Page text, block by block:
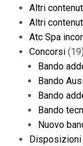
Altri
Altri
Atc Spa
Concorsi (19)
Bando
Bando
Bando
Bando
Nuovo